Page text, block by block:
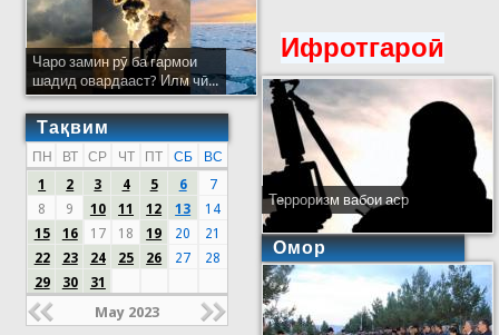
Чаро замин рӯ ба гармои
шадид овардааст? Илм чӣ...
Тақвим
ПН ВТ СР ЧТ ПТ СБ
ВС
1
2 3 4 5 6
7
8
9 10 11 12 13
14
15
16 17 18 19 20
21
22
23 24 25 26 27
28
29
30 31
May 2023
Ифротгароӣ
Терроризм вабои аср
Омор